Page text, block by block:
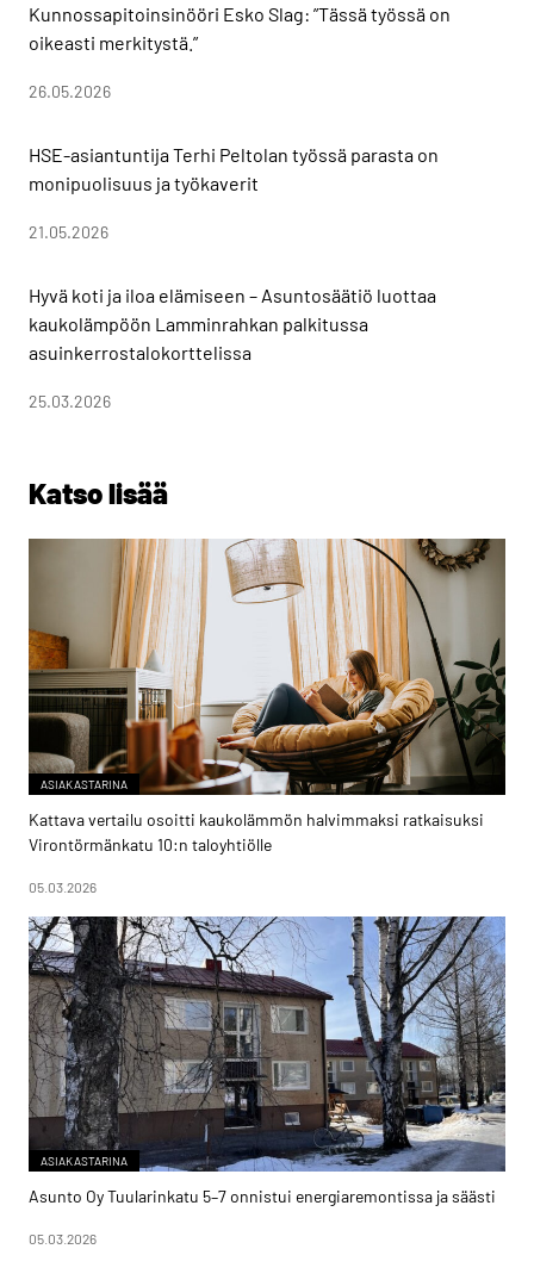
Kunnossapitoinsinööri Esko Slag: ”Tässä työssä on
oikeasti merkitystä.”
26.05.2026
HSE-asiantuntija Terhi Peltolan työssä parasta on
monipuolisuus ja työkaverit
21.05.2026
Hyvä koti ja iloa elämiseen – Asuntosäätiö luottaa
kaukolämpöön Lamminrahkan palkitussa
asuinkerrostalokorttelissa
25.03.2026
Katso lisää
ASIAKASTARINA
Kattava vertailu osoitti kaukolämmön halvimmaksi ratkaisuksi
Virontörmänkatu 10:n taloyhtiölle
05.03.2026
ASIAKASTARINA
Asunto Oy Tuularinkatu 5–7 onnistui energiaremontissa ja säästi
05.03.2026